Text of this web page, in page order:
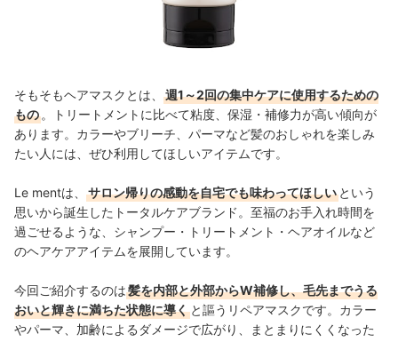
そもそもヘアマスクとは、
週1～2回の集中ケアに使用するための
もの 。トリートメントに比べて粘度、保湿・補修力が高い傾向が
あります。 カラーやブリーチ、パーマなど髪のおしゃれを楽しみ
たい人には、ぜひ利用してほしいアイテムです。
Le mentは、 サロン帰りの感動を自宅でも味わってほしい という
思いから誕生したトータルケアブランド。至福のお手入れ時間を
過ごせるような、シャンプー・トリートメント・ヘアオイルなど
のヘアケアアイテムを展開しています。
今回ご紹介するのは髪を内部と外部からW補修し、毛先までうる
おいと輝きに満ちた状態に導く と謳うリペアマスクです。カラー
やパーマ、加齢によるダメージで広がり、まとまりにくくなった